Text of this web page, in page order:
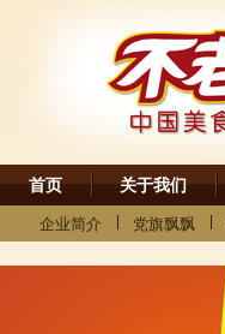
首页 关于我们
企业简介 党旗飘飘